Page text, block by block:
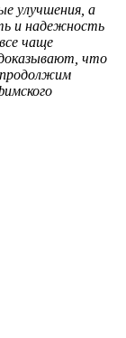
улучшения, а
и надежность
чаще
доказывают, что
продолжим